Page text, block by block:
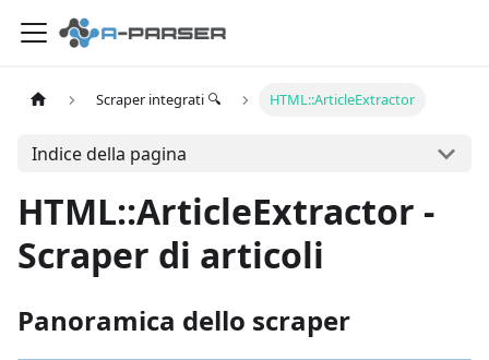
Scraper integrati 🔍 HTML::ArticleExtractor
Indice della pagina
HTML::ArticleExtractor -
Scraper di articoli
Panoramica dello scraper